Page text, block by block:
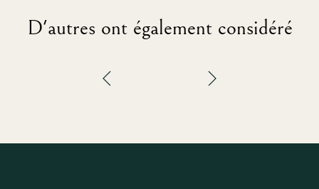
D'autres ont également considéré